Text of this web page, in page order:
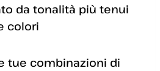
da tonalità più tenui
colori
tue combinazioni di